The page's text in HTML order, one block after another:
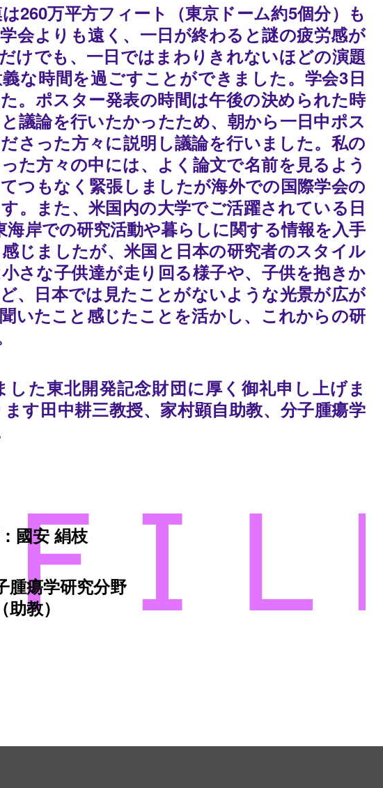
260万平方フィート（東京ドーム約5個分）も
会よりも遠く、一日が終わると謎の疲労感が
けでも、一日ではまわりきれないほどの演題
な時間を過ごすことができました。学会3日
。ポスター発表の時間は午後の決められた時
議論を行いたかったため、朝から一日中ポス
さった方々に説明し議論を行いました。私の
た方々の中には、よく論文で名前を見るよう
つもなく緊張しましたが海外での国際学会の
。また、米国内の大学でご活躍されている日
岸での研究活動や暮らしに関する情報を入手
じましたが、米国と日本の研究者のスタイル
さな子供達が走り回る様子や、子供を抱きか
、日本では見たことがないような光景が広が
いたこと感じたことを活かし、これからの研
た東北開発記念財団に厚く御礼申し上げま
す田中耕三教授、家村顕自助教、分子腫瘍学
國安 絹枝
腫瘍学研究分野
（助教）